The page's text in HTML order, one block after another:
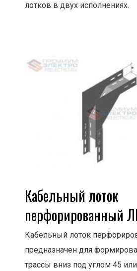
лотков в двух исполнениях.
Кабельный лоток
перфорированный
Кабельный лоток
предназначен для
трассы вниз под углом 45